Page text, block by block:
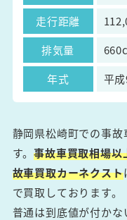
走行距離
排気量
年式
平
静岡県松崎町での事
す。事故車買取相場以
故車買取カーネクスト
で買取しております。
普通は到底値が付か